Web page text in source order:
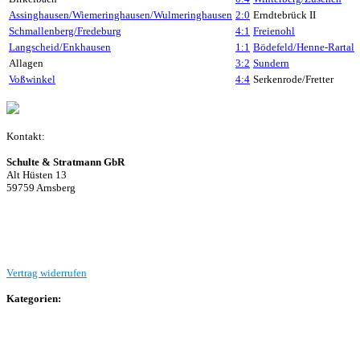
Assinghausen/Wiemeringhausen/Wulmeringhausen 2:0 Erndtebrück II
Schmallenberg/Fredeburg
4:1 Freienohl
Langscheid/Enkhausen
1:1 Bödefeld/Henne-Rartal
Allagen
3:2 Sundern
Voßwinkel
4:4 Serkenrode/Fretter
Kontakt:
Schulte & Stratmann GbR
Alt Hüsten 13
59759 Arnsberg
Vertrag widerrufen
Kategorien: